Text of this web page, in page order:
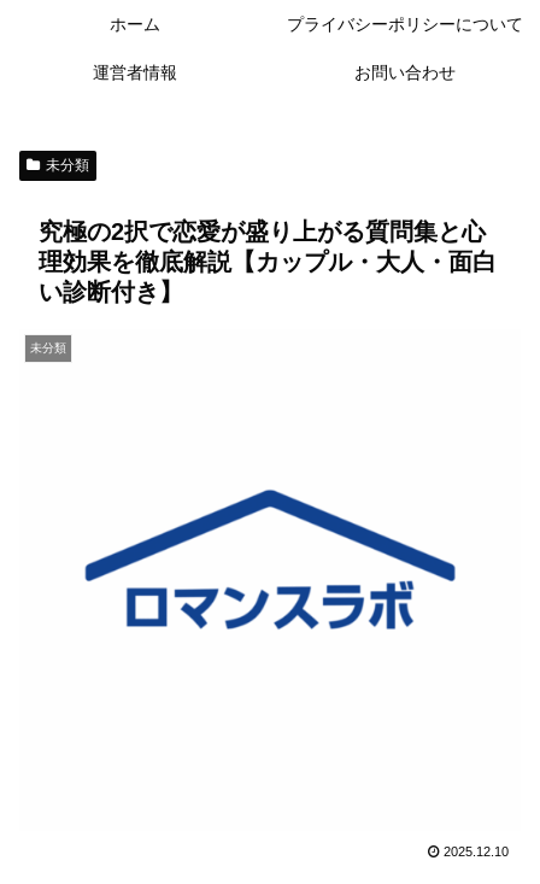
ホーム プライバシーポリシーについて
運営者情報 お問い合わせ
未分類
究極の2択で恋愛が盛り上がる質問集と心
理効果を徹底解説【カップル・大人・面白
い診断付き】
未分類
2025.12.10